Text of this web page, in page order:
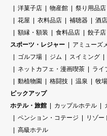
洋菓子店
物産館 祭り用品店
花屋
衣料品店 補聴器 酒店
額縁・額装
食料品店 餃子店
スポーツ・レジャー
アミューズ
ゴルフ場
ジム スイミング
ネットカフェ・漫画喫茶
ライ
動植物園
格闘技 温泉 牧場
ピックアップ
ホテル・旅館
カップルホテル
ペンション・コテージ
リゾー
高級ホテル